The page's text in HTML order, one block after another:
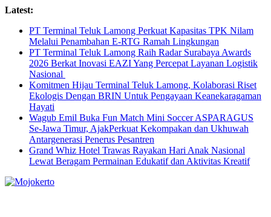
Skip
content
Latest:
PT Terminal Teluk Lamong Perkuat Kapasitas TPK Nilam
Melalui Penambahan E-RTG Ramah Lingkungan
PT Terminal Teluk Lamong Raih Radar Surabaya Awards
2026 Berkat Inovasi EAZI Yang Percepat Layanan Logistik
Nasional
Komitmen Hijau Terminal Teluk Lamong, Kolaborasi Riset
Ekologis Dengan BRIN Untuk Pengayaan Keanekaragaman
Hayati
Wagub Emil Buka Fun Match Mini Soccer ASPARAGUS
Se-Jawa Timur, AjakPerkuat Kekompakan dan Ukhuwah
Antargenerasi Penerus Pesantren
Grand Whiz Hotel Trawas Rayakan Hari Anak Nasional
Lewat Beragam Permainan Edukatif dan Aktivitas Kreatif